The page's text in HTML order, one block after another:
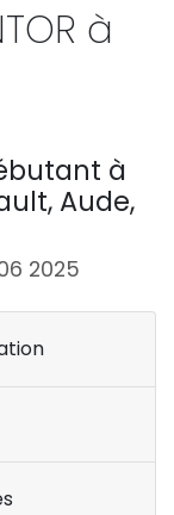
à
à
Aude,
2025